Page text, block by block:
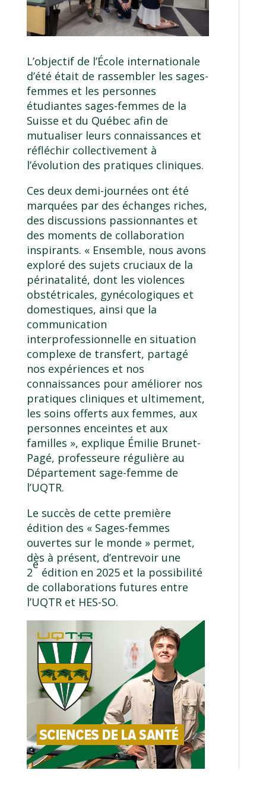
L’objectif de l’École internationale
d’été était de rassembler les sages-
femmes et les personnes
étudiantes sages-femmes de la
Suisse et du Québec afin de
mutualiser leurs connaissances et
réfléchir collectivement à
l’évolution des pratiques cliniques.
Ces deux demi-journées ont été
marquées par des échanges riches,
des discussions passionnantes et
des moments de collaboration
inspirants. « Ensemble, nous avons
exploré des sujets cruciaux de la
périnatalité, dont les violences
obstétricales, gynécologiques et
domestiques, ainsi que la
communication
interprofessionnelle en situation
complexe de transfert, partagé
nos expériences et nos
connaissances pour améliorer nos
pratiques cliniques et ultimement,
les soins offerts aux femmes, aux
personnes enceintes et aux
familles », explique Émilie Brunet-
Pagé, professeure régulière au
Département sage-femme de
l’UQTR.
Le succès de cette première
édition des « Sages-femmes
ouvertes sur le monde » permet,
dès à présent, d’entrevoir une
2
e
édition en 2025 et la possibilité
de collaborations futures entre
l’UQTR et HES-SO.